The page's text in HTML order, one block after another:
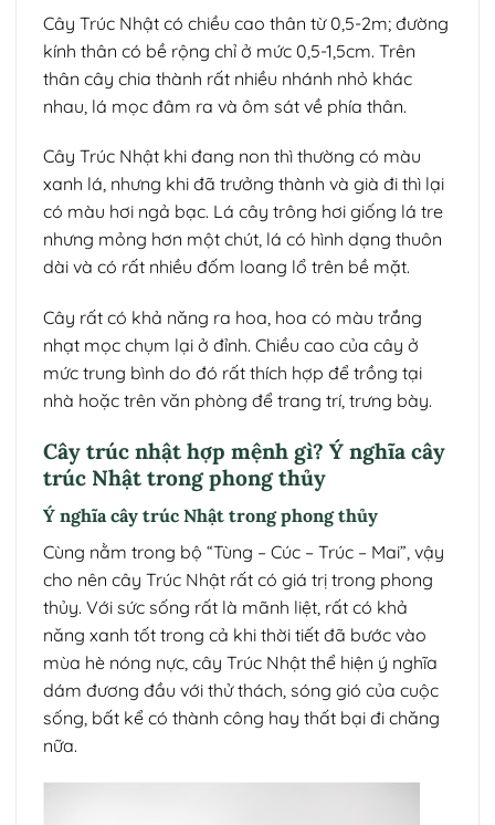
Cây Trúc Nhật có chiều cao thân từ 0,5-2m; đường
kính thân có bề rộng chỉ ở mức 0,5-1,5cm. Trên
thân cây chia thành rất nhiều nhánh nhỏ khác
nhau, lá mọc đâm ra và ôm sát về phía thân.
Cây Trúc Nhật khi đang non thì thường có màu
xanh lá, nhưng khi đã trưởng thành và già đi thì lại
có màu hơi ngả bạc. Lá cây trông hơi giống lá tre
nhưng mỏng hơn một chút, lá có hình dạng thuôn
dài và có rất nhiều đốm loang lổ trên bề mặt.
Cây rất có khả năng ra hoa, hoa có màu trắng
nhạt mọc chụm lại ở đỉnh. Chiều cao của cây ở
mức trung bình do đó rất thích hợp để trồng tại
nhà hoặc trên văn phòng để trang trí, trưng bày.
Cây trúc nhật hợp mệnh gì? Ý nghĩa cây
trúc Nhật trong phong thủy
Ý nghĩa cây trúc Nhật trong phong thủy
Cùng nằm trong bộ “Tùng – Cúc – Trúc – Mai”, vậy
cho nên cây Trúc Nhật rất có giá trị trong phong
thủy. Với sức sống rất là mãnh liệt, rất có khả
năng xanh tốt trong cả khi thời tiết đã bước vào
mùa hè nóng nực, cây Trúc Nhật thể hiện ý nghĩa
dám đương đầu với thử thách, sóng gió của cuộc
sống, bất kể có thành công hay thất bại đi chăng
nữa.